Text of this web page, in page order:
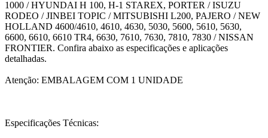
1000 / HYUNDAI H 100, H-1 STAREX, PORTER / ISUZU
RODEO / JINBEI TOPIC / MITSUBISHI L200, PAJERO / NEW
HOLLAND 4600/4610, 4610, 4630, 5030, 5600, 5610, 5630,
6600, 6610, 6610 TR4, 6630, 7610, 7630, 7810, 7830 / NISSAN
FRONTIER. Confira abaixo as especificações e aplicações
detalhadas.
Atenção: EMBALAGEM COM 1 UNIDADE
Especificações Técnicas: